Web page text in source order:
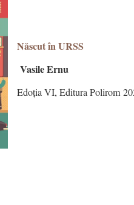
Născut în URSS
Vasile Ernu
Edoția VI, Editura Polirom